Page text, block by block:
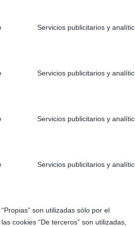
Servicios publicitarios y
Servicios publicitarios y
Servicios publicitarios y
Servicios publicitarios y
son utilizadas sólo por el
cookies “De terceros” son utilizadas,